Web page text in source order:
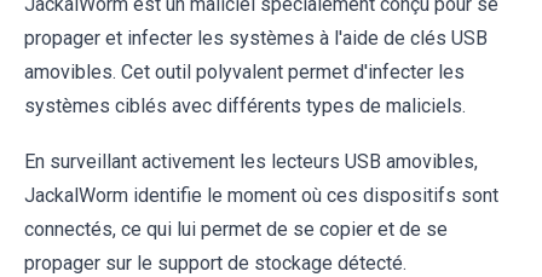
propager et infecter les systèmes à l'aide de clés USB
amovibles. Cet outil polyvalent permet d'infecter les
systèmes ciblés avec différents types de maliciels.
En surveillant activement les lecteurs USB amovibles,
JackalWorm identifie le moment où ces dispositifs sont
connectés, ce qui lui permet de se copier et de se
propager sur le support de stockage détecté.